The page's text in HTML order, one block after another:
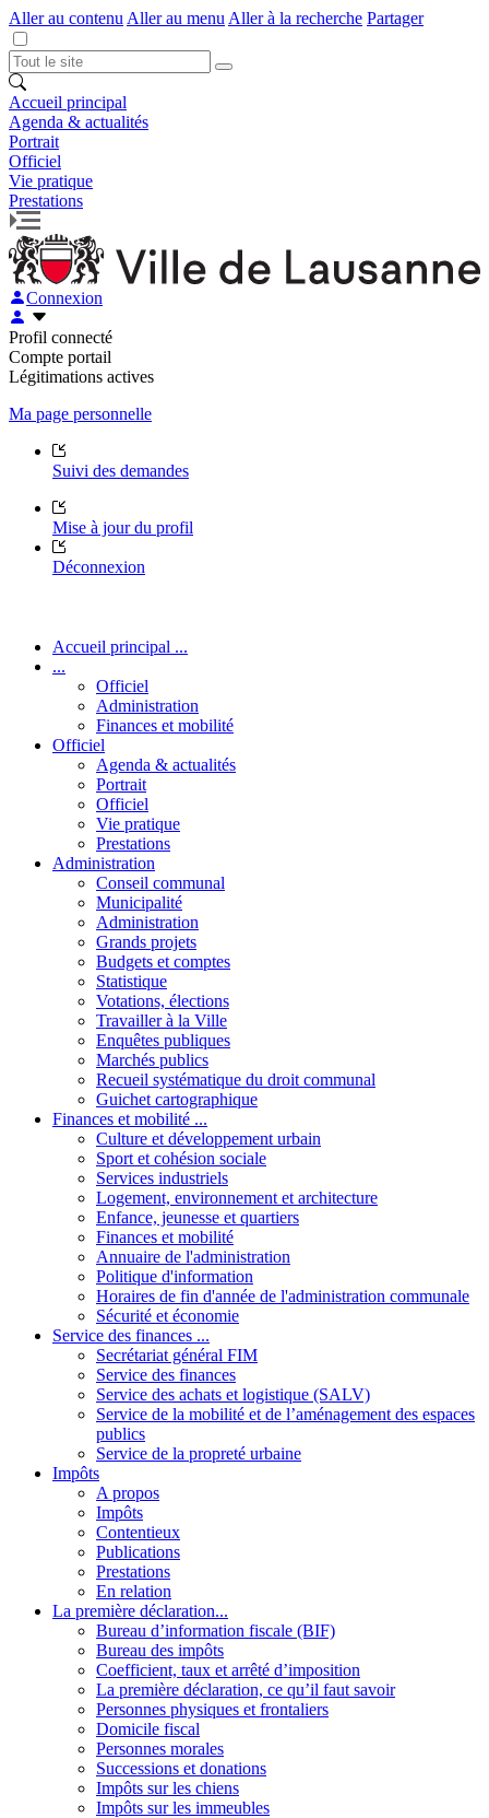
Aller au contenu Aller au menu Aller à la recherche Partager
Accueil principal
Agenda & actualités
Portrait
Officiel
Vie pratique
Prestations
Connexion
Profil connecté
Compte portail
Légitimations actives
Ma page personnelle
Suivi des demandes
Mise à jour du profil
Déconnexion
Accueil principal ...
...
Officiel
Administration
Finances et mobilité
Officiel
Agenda & actualités
Portrait
Officiel
Vie pratique
Prestations
Administration
Conseil communal
Municipalité
Administration
Grands projets
Budgets et comptes
Statistique
Votations, élections
Travailler à la Ville
Enquêtes publiques
Marchés publics
Recueil systématique du droit communal
Guichet cartographique
Finances et mobilité ...
Culture et développement urbain
Sport et cohésion sociale
Services industriels
Logement, environnement et architecture
Enfance, jeunesse et quartiers
Finances et mobilité
Annuaire de l'administration
Politique d'information
Horaires de fin d'année de l'administration communale
Sécurité et économie
Service des finances ...
Secrétariat général FIM
Service des finances
Service des achats et logistique (SALV)
Service de la mobilité et de l’aménagement des espaces
publics
Service de la propreté urbaine
Impôts
A propos
Impôts
Contentieux
Publications
Prestations
En relation
La première déclaration...
Bureau d’information fiscale (BIF)
Bureau des impôts
Coefficient, taux et arrêté d’imposition
La première déclaration, ce qu’il faut savoir
Personnes physiques et frontaliers
Domicile fiscal
Personnes morales
Successions et donations
Impôts sur les chiens
Impôts sur les immeubles